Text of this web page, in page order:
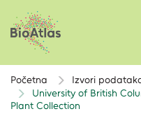
Početna Izvori
University of British
Plant Collection